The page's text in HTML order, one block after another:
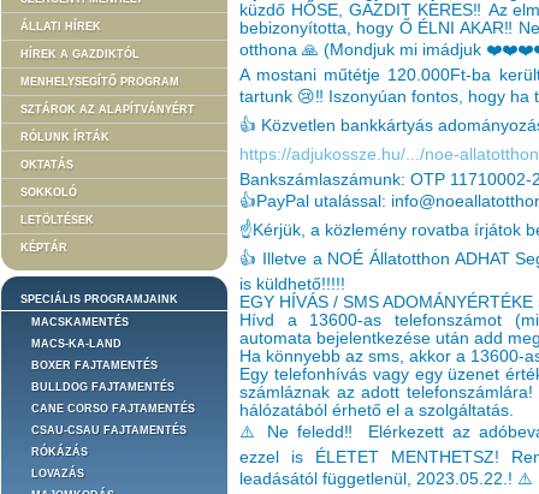
ÁLLATI HÍREK
HÍREK A GAZDIKTÓL
MENHELYSEGÍTŐ PROGRAM
SZTÁROK AZ ALAPÍTVÁNYÉRT
RÓLUNK ÍRTÁK
OKTATÁS
SOKKOLÓ
LETÖLTÉSEK
KÉPTÁR
SPECIÁLIS PROGRAMJAINK
MACSKAMENTÉS
MACS-KA-LAND
BOXER FAJTAMENTÉS
BULLDOG FAJTAMENTÉS
CANE CORSO FAJTAMENTÉS
CSAU-CSAU FAJTAMENTÉS
RÓKÁZÁS
LOVAZÁS
küzdő HŐSE, GAZDIT KERES‼️ Az
bebizonyította, hogy Ő ÉLNI AKAR‼️
otthona 🙏 (Mondjuk mi
A mostani műtétje 120.000Ft-ba
tartunk 😢‼️ Iszonyúan fontos, hogy
👍 Közvetlen bankkártyás
https://adjukossze.hu/.../noe-
Bankszámlaszámunk: OTP 11710002-
👍PayPal utalással:
☝️Kérjük, a közlemény rovatba írjátok
👍 Illetve a NOÉ Állatotthon ADHAT
is küldhető!!!!!
EGY HÍVÁS / SMS
Hívd a 13600-as telefonszámot
automata bejelentkezése után add
Ha könnyebb az sms, akkor a 13600-
Egy telefonhívás vagy egy üzenet
számláznak az adott
hálózatából érhető el a szolgáltatás.
⚠️ Ne feledd‼️ Elérkezett az
ezzel is ÉLETET MENTHETSZ!
leadásától függetlenül, 2023.05.22.! ⚠️